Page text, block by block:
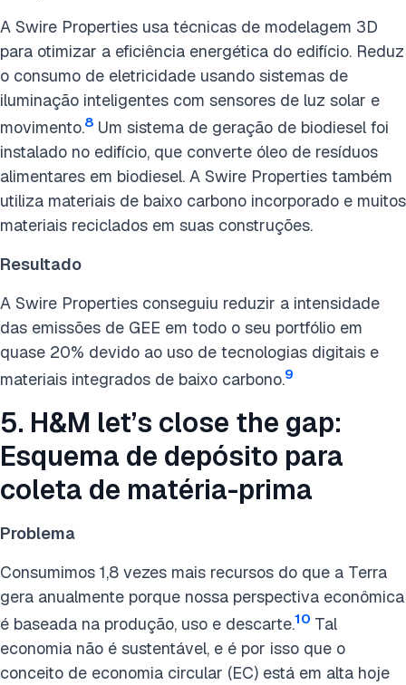
A Swire Properties usa técnicas de modelagem 3D
para otimizar a eficiência energética do edifício. Reduz
o consumo de eletricidade usando sistemas de
iluminação inteligentes com sensores de luz solar e
movimento.8 Um sistema de geração de biodiesel foi
instalado no edifício, que converte óleo de resíduos
alimentares em biodiesel. A Swire Properties também
utiliza materiais de baixo carbono incorporado e muitos
materiais reciclados em suas construções.
Resultado
A Swire Properties conseguiu reduzir a intensidade
das emissões de GEE em todo o seu portfólio em
quase 20% devido ao uso de tecnologias digitais e
materiais integrados de baixo carbono.9
5. H&M let’s close the gap:
Esquema de depósito para
coleta de matéria-prima
Problema
Consumimos 1,8 vezes mais recursos do que a Terra
gera anualmente porque nossa perspectiva econômica
é baseada na produção, uso e descarte.10 Tal
economia não é sustentável, e é por isso que o
conceito de economia circular (EC) está em alta hoje